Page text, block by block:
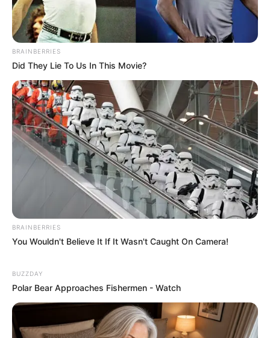
BRAINBERRIES
Did They Lie To Us In This Movie?
BRAINBERRIES
You Wouldn't Believe It If It Wasn't Caught On Camera!
BUZZDAY
Polar Bear Approaches Fishermen - Watch